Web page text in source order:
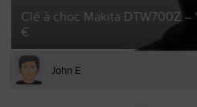
Clé à choc Makita DTW700Z –
€
John E